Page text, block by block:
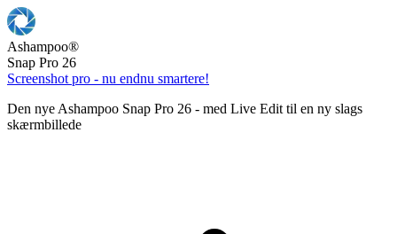
Ashampoo®
Snap Pro 26
Screenshot pro - nu endnu smartere!
Den nye Ashampoo Snap Pro 26 - med Live Edit til en ny slags
skærmbillede